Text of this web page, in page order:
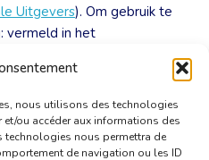
nous utilisons des technologies
ou accéder aux informations des
technologies nous permettra de
de navigation ou les ID
Uitgevers). Om gebruik te
vermeld in het
promotiecode.